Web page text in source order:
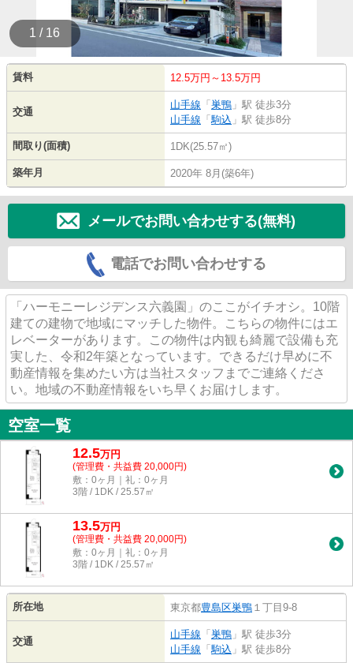
1 / 16
賃料 12.5万円～13.5万円
交通
山手線 「 巣鴨 」駅 徒歩3分
山手線 「駒込 」駅 徒歩8分
間取り(面積) 1DK(25.57㎡)
築年月 2020年 8月(築6年)
メールでお問い合わせする(無料)
電話でお問い合わせする
「ハーモニーレジデンス六義園」のここがイチオシ。10階
建ての建物で地域にマッチした物件。こちらの物件にはエ
レベーターがあります。この物件は内観も綺麗で設備も充
実した、令和2年築となっています。できるだけ早めに不
動産情報を集めたい方は当社スタッフまでご連絡くださ
い。地域の不動産情報をいち早くお届けします。
空室一覧
12.5万円
(管理費・共益費 20,000円)
敷：0ヶ月｜礼：0ヶ月
3階 / 1DK / 25.57㎡
13.5万円
(管理費・共益費 20,000円)
敷：0ヶ月｜礼：0ヶ月
3階 / 1DK / 25.57㎡
所在地 東京都豊島区巣鴨 １丁目9-8
交通
山手線 「 巣鴨 」駅 徒歩3分
山手線 「駒込 」駅 徒歩8分